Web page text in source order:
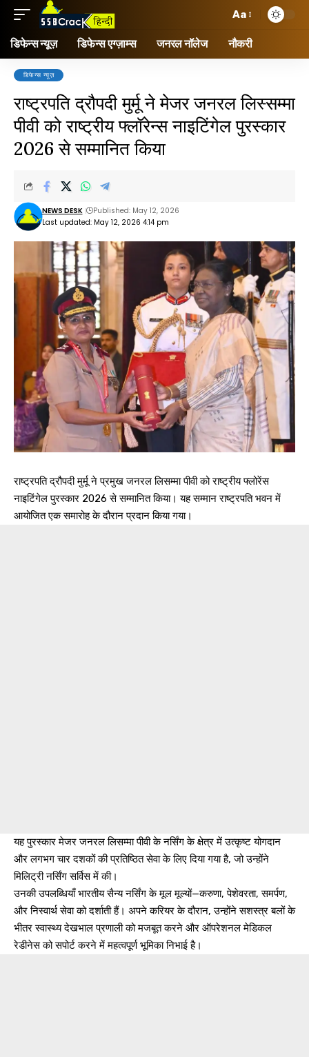
Aa
डिफेन्स न्यूज़ डिफेन्स एग्ज़ाम्स जनरल नॉलेज नौकरी
डिफेन्स न्यूज़
राष्ट्रपति द्रौपदी मुर्मू ने मेजर जनरल लिस्सम्मा
पीवी को राष्ट्रीय फ्लॉरेन्स नाइटिंगेल पुरस्कार
2026 से सम्मानित किया
Last updated: May 12, 2026 4:14 pm
NEWS DESK Published: May 12, 2026
राष्ट्रपति द्रौपदी मुर्मू ने प्रमुख जनरल लिसम्मा पीवी को राष्ट्रीय फ्लोरेंस
नाइटिंगेल पुरस्कार 2026 से सम्मानित किया। यह सम्मान राष्ट्रपति भवन में
आयोजित एक समारोह के दौरान प्रदान किया गया।
यह पुरस्कार मेजर जनरल लिसम्मा पीवी के नर्सिंग के क्षेत्र में उत्कृष्ट योगदान
और लगभग चार दशकों की प्रतिष्ठित सेवा के लिए दिया गया है, जो उन्होंने
मिलिट्री नर्सिंग सर्विस में की।
उनकी उपलब्धियाँ भारतीय सैन्य नर्सिंग के मूल मूल्यों—करुणा, पेशेवरता, समर्पण,
और निस्वार्थ सेवा को दर्शाती हैं। अपने करियर के दौरान, उन्होंने सशस्त्र बलों के
भीतर स्वास्थ्य देखभाल प्रणाली को मजबूत करने और ऑपरेशनल मेडिकल
रेडीनेस को सपोर्ट करने में महत्वपूर्ण भूमिका निभाई है।